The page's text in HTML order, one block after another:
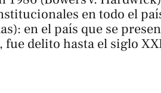
en todo el
): en el país que se
fue delito hasta el siglo